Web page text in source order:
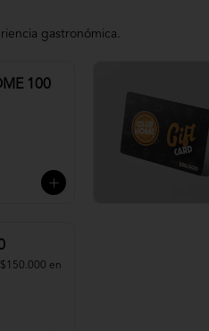
gastronómica.
100
en